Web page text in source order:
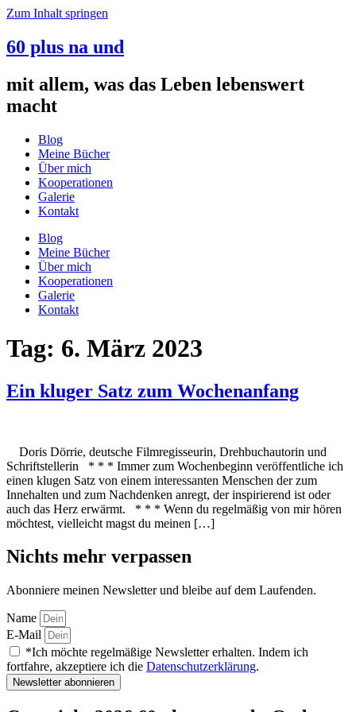
Zum Inhalt springen
60 plus na und
mit allem, was das Leben lebenswert
macht
Blog
Meine Bücher
Über mich
Kooperationen
Galerie
Kontakt
Blog
Meine Bücher
Über mich
Kooperationen
Galerie
Kontakt
Tag: 6. März 2023
Ein kluger Satz zum Wochenanfang
Doris Dörrie, deutsche Filmregisseurin, Drehbuchautorin und
Schriftstellerin * * * Immer zum Wochenbeginn veröffentliche ich
einen klugen Satz von einem interessanten Menschen der zum
Innehalten und zum Nachdenken anregt, der inspirierend ist oder
auch das Herz erwärmt. * * * Wenn du regelmäßig von mir hören
möchtest, vielleicht magst du meinen […]
Nichts mehr verpassen
Abonniere meinen Newsletter und bleibe auf dem Laufenden.
Name
E-Mail
*Ich möchte regelmäßige Newsletter erhalten. Indem ich
fortfahre, akzeptiere ich die Datenschutzerklärung.
Newsletter abonnieren